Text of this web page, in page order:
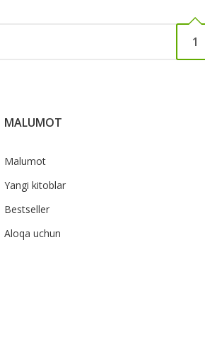
1
MALUMOT
Malumot
Yangi kitoblar
Bestseller
Aloqa uchun